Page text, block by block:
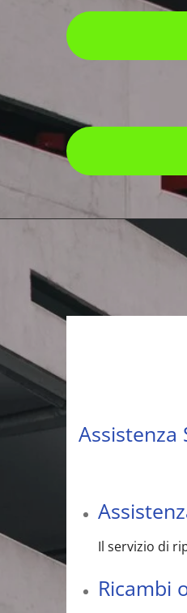
Assistenza
Il servizio di
Ricambi